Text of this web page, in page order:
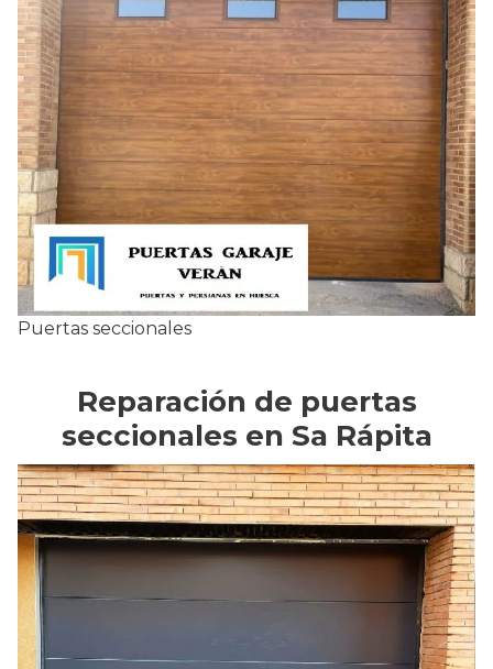
Puertas seccionales
Reparación de puertas
seccionales en Sa Rápita